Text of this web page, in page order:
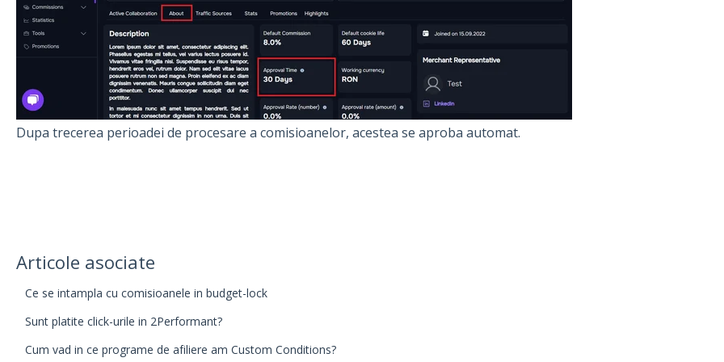
Dupa trecerea perioadei de procesare a comisioanelor, acestea se aproba automat.
Articole asociate
Ce se intampla cu comisioanele in budget-lock
Sunt platite click-urile in 2Performant?
Cum vad in ce programe de afiliere am Custom Conditions?